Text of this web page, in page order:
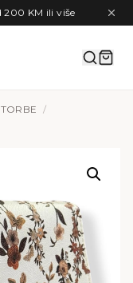
200 KM ili više
/